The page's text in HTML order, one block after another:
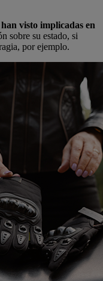
han visto implicadas en
sobre su estado, si
por ejemplo.